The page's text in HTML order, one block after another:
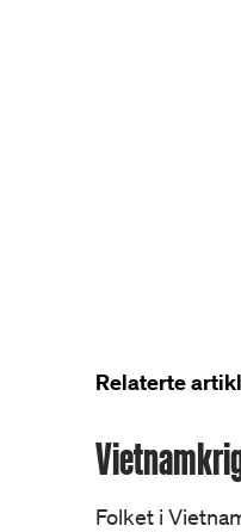
Relaterte
Folket i